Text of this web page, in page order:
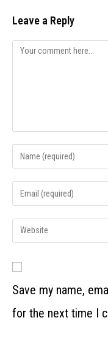
Leave a Reply
Save my name,
for the next time I